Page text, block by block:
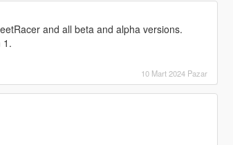
and all beta and alpha versions.
1.
10 Mart 2024 Pazar